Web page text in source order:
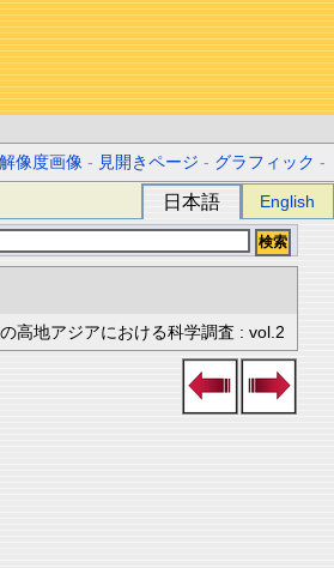
像度画像 - 見開きページ - グラフィック -
日本語 English
高地アジアにおける科学調査 : vol.2